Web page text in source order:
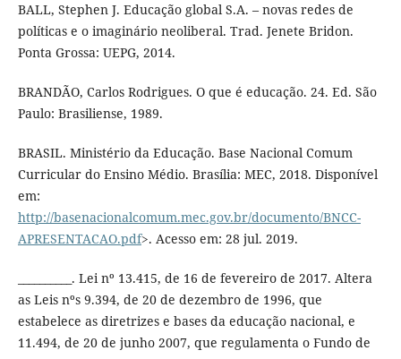
BALL, Stephen J. Educação global S.A. – novas redes de
políticas e o imaginário neoliberal. Trad. Jenete Bridon.
Ponta Grossa: UEPG, 2014.
BRANDÃO, Carlos Rodrigues. O que é educação. 24. Ed. São
Paulo: Brasiliense, 1989.
BRASIL. Ministério da Educação. Base Nacional Comum
Curricular do Ensino Médio. Brasília: MEC, 2018. Disponível
em:
http://basenacionalcomum.mec.gov.br/documento/BNCC-
APRESENTACAO.pdf>. Acesso em: 28 jul. 2019.
__________. Lei nº 13.415, de 16 de fevereiro de 2017. Altera
as Leis nºs 9.394, de 20 de dezembro de 1996, que
estabelece as diretrizes e bases da educação nacional, e
11.494, de 20 de junho 2007, que regulamenta o Fundo de